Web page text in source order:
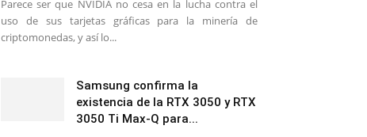
Parece ser que NVIDIA no cesa en la lucha contra el
uso de sus tarjetas gráficas para la minería de
criptomonedas, y así lo...
Samsung confirma la
existencia de la RTX 3050 y RTX
3050 Ti Max-Q para...